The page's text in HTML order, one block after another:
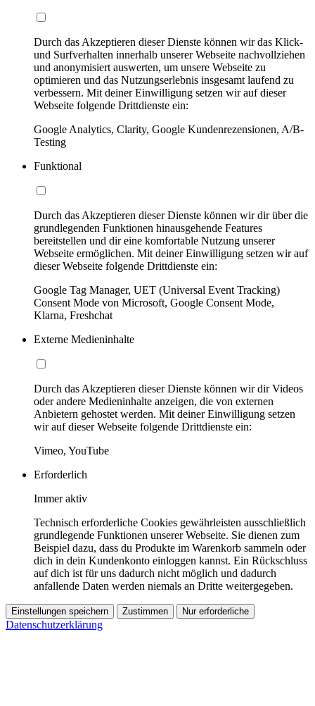
Durch das Akzeptieren dieser Dienste können wir das Klick-
und Surfverhalten innerhalb unserer Webseite nachvollziehen
und anonymisiert auswerten, um unsere Webseite zu
optimieren und das Nutzungserlebnis insgesamt laufend zu
verbessern. Mit deiner Einwilligung setzen wir auf dieser
Webseite folgende Drittdienste ein:
Google Analytics, Clarity, Google Kundenrezensionen, A/B-
Testing
Funktional
Durch das Akzeptieren dieser Dienste können wir dir über die
grundlegenden Funktionen hinausgehende Features
bereitstellen und dir eine komfortable Nutzung unserer
Webseite ermöglichen. Mit deiner Einwilligung setzen wir auf
dieser Webseite folgende Drittdienste ein:
Google Tag Manager, UET (Universal Event Tracking)
Consent Mode von Microsoft, Google Consent Mode,
Klarna, Freshchat
Externe Medieninhalte
Durch das Akzeptieren dieser Dienste können wir dir Videos
oder andere Medieninhalte anzeigen, die von externen
Anbietern gehostet werden. Mit deiner Einwilligung setzen
wir auf dieser Webseite folgende Drittdienste ein:
Vimeo, YouTube
Erforderlich
Immer aktiv
Technisch erforderliche Cookies gewährleisten ausschließlich
grundlegende Funktionen unserer Webseite. Sie dienen zum
Beispiel dazu, dass du Produkte im Warenkorb sammeln oder
dich in dein Kundenkonto einloggen kannst. Ein Rückschluss
auf dich ist für uns dadurch nicht möglich und dadurch
anfallende Daten werden niemals an Dritte weitergegeben.
Einstellungen speichern Zustimmen Nur erforderliche
Datenschutzerklärung